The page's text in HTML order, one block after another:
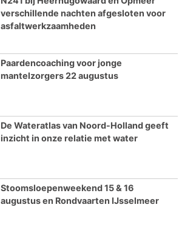
verschillende nachten afgesloten voor
asfaltwerkzaamheden
Paardencoaching voor jonge
mantelzorgers 22 augustus
De Wateratlas van Noord-Holland geeft
inzicht in onze relatie met water
Stoomsloepenweekend 15 & 16
augustus en Rondvaarten IJsselmeer